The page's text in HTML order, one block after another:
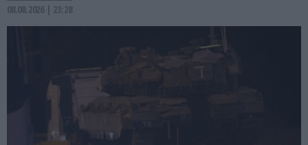
08.08.2026 | 23:28